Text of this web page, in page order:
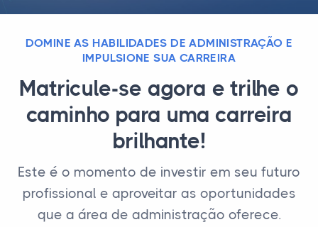
DOMINE AS HABILIDADES DE ADMINISTRAÇÃO E
IMPULSIONE SUA CARREIRA
Matricule-se agora e trilhe o
caminho para uma carreira
brilhante!
Este é o momento de investir em seu futuro
profissional e aproveitar as oportunidades
que a área de administração oferece.